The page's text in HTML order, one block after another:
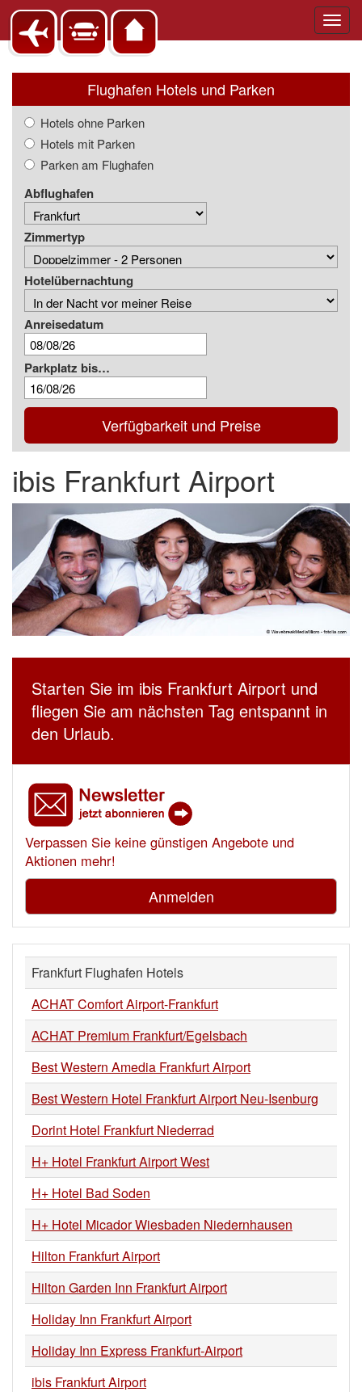
Flughafen Hotels und Parken
Hotels ohne Parken
Hotels mit Parken
Parken am Flughafen
Abflughafen
Zimmertyp
Hotelübernachtung
Anreisedatum
Parkplatz bis…
Verfügbarkeit und Preise
ibis Frankfurt Airport
Starten Sie im ibis Frankfurt Airport und
fliegen Sie am nächsten Tag entspannt in
den Urlaub.
Verpassen Sie keine günstigen Angebote und
Aktionen mehr!
Anmelden
Frankfurt Flughafen Hotels
ACHAT Comfort Airport-Frankfurt
ACHAT Premium Frankfurt/Egelsbach
Best Western Amedia Frankfurt Airport
Best Western Hotel Frankfurt Airport Neu-Isenburg
Dorint Hotel Frankfurt Niederrad
H+ Hotel Frankfurt Airport West
H+ Hotel Bad Soden
H+ Hotel Micador Wiesbaden Niedernhausen
Hilton Frankfurt Airport
Hilton Garden Inn Frankfurt Airport
Holiday Inn Frankfurt Airport
Holiday Inn Express Frankfurt-Airport
ibis Frankfurt Airport